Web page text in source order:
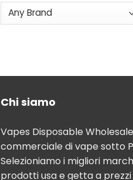
Chi siamo
Vapes Disposable
commerciale di vape sotto
Selezioniamo i migliori
prodotti usa e getta a